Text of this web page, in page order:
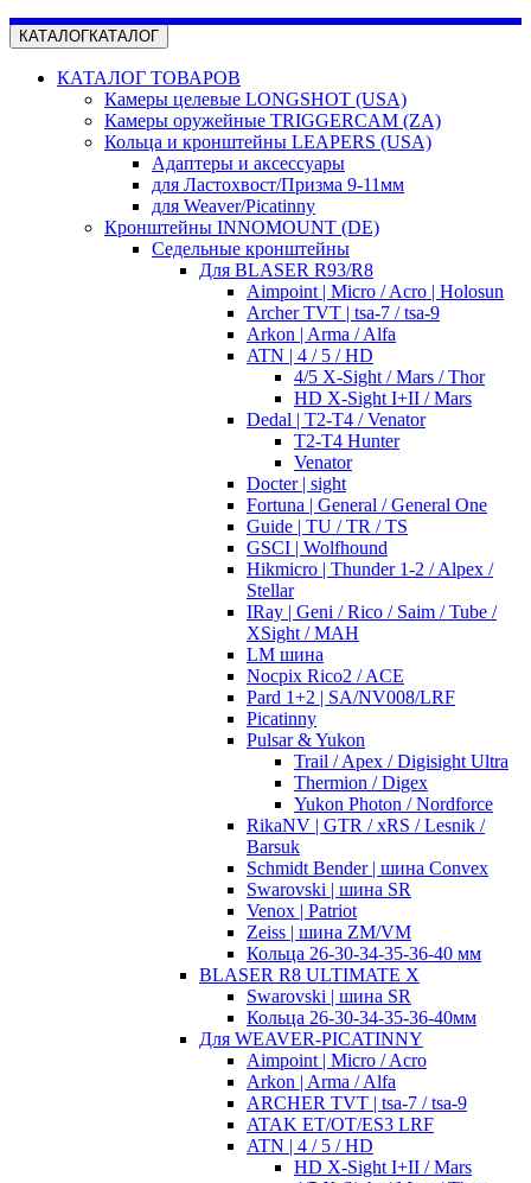
КАТАЛОГКАТАЛОГ
КАТАЛОГ ТОВАРОВ
Камеры целевые LONGSHOT (USA)
Камеры оружейные TRIGGERCAM (ZA)
Кольца и кронштейны LEAPERS (USA)
Адаптеры и аксессуары
для Ластохвост/Призма 9-11мм
для Weaver/Picatinny
Кронштейны INNOMOUNT (DE)
Седельные кронштейны
Для BLASER R93/R8
Aimpoint | Micro / Acro | Holosun
Archer TVT | tsa-7 / tsa-9
Arkon | Arma / Alfa
ATN | 4 / 5 / HD
4/5 X-Sight / Mars / Thor
HD X-Sight I+II / Mars
Dedal | T2-T4 / Venator
T2-T4 Hunter
Venator
Docter | sight
Fortuna | General / General One
Guide | TU / TR / TS
GSCI | Wolfhound
Hikmicro | Thunder 1-2 / Alpex /
Stellar
IRay | Geni / Rico / Saim / Tube /
XSight / MAH
LM шина
Nocpix Rico2 / ACE
Pard 1+2 | SA/NV008/LRF
Picatinny
Pulsar & Yukon
Trail / Apex / Digisight Ultra
Thermion / Digex
Yukon Photon / Nordforce
RikaNV | GTR / xRS / Lesnik /
Barsuk
Schmidt Bender | шина Convex
Swarovski | шина SR
Venox | Patriot
Zeiss | шина ZM/VM
Кольца 26-30-34-35-36-40 мм
BLASER R8 ULTIMATE X
Swarovski | шина SR
Кольца 26-30-34-35-36-40мм
Для WEAVER-PICATINNY
Aimpoint | Micro / Acro
Arkon | Arma / Alfa
ARCHER TVT | tsa-7 / tsa-9
ATAK ET/OT/ES3 LRF
ATN | 4 / 5 / HD
HD X-Sight I+II / Mars